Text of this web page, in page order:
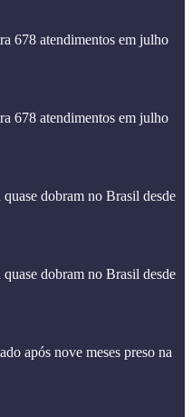
678 atendimentos em julho
678 atendimentos em julho
dobram no Brasil desde
dobram no Brasil desde
após nove meses preso na